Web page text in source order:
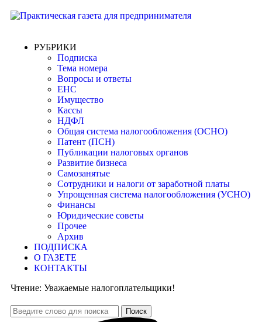
РУБРИКИ
Подписка
Тема номера
Вопросы и ответы
ЕНС
Имущество
Кассы
НДФЛ
Общая система налогообложения (ОСНО)
Патент (ПСН)
Публикации налоговых органов
Развитие бизнеса
Самозанятые
Сотрудники и налоги от заработной платы
Упрощенная система налогообложения (УСНО)
Финансы
Юридические советы
Прочее
Архив
ПОДПИСКА
О ГАЗЕТЕ
КОНТАКТЫ
Чтение: Уважаемые налогоплательщики!